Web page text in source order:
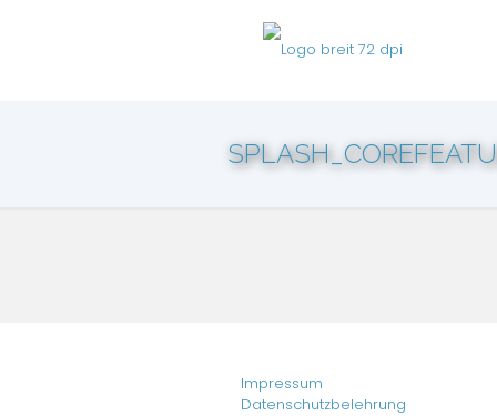
Impressum
Datenschutzbelehrung